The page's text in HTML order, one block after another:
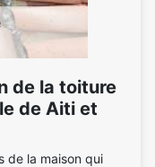
de la toiture
de Aiti et
de la maison qui